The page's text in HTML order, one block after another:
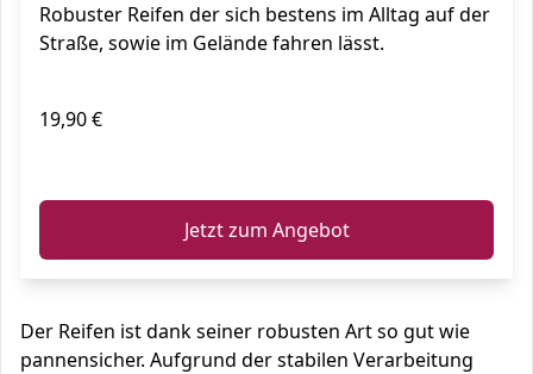
Robuster Reifen der sich bestens im Alltag auf der
Straße, sowie im Gelände fahren lässt.
19,90 €
Jetzt zum Angebot
Der Reifen ist dank seiner robusten Art so gut wie
pannensicher. Aufgrund der stabilen Verarbeitung